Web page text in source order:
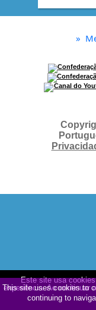
Este site usa
experiência. Ao continuar
»
This site uses cookies to
continuing to